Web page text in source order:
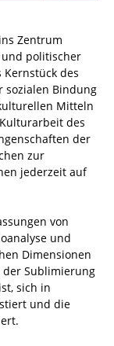
Zentrum
politischer
des
sozialen Bindung
Mitteln
des
der
zur
jederzeit auf
von
und
Dimensionen
der Sublimierung
sich in
und die